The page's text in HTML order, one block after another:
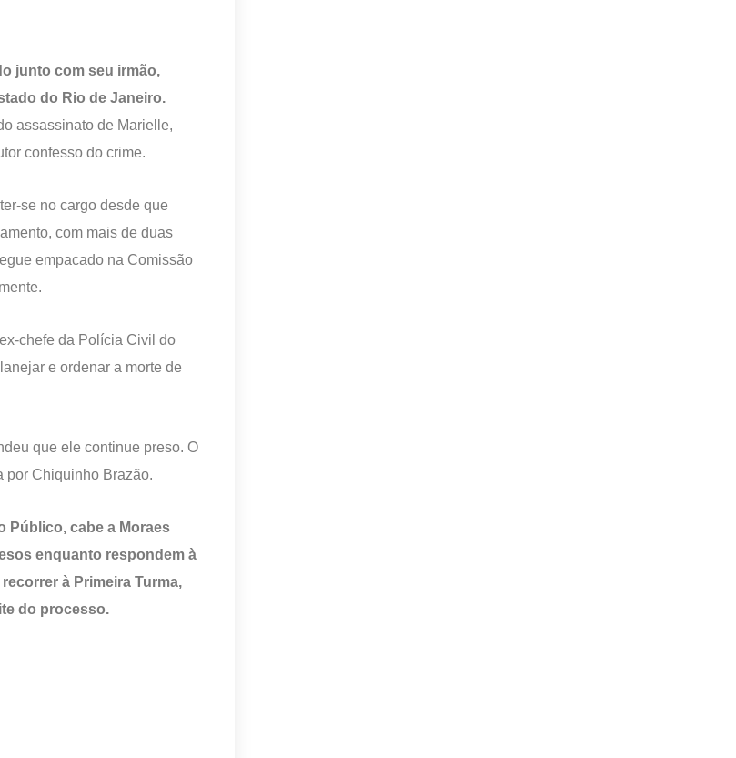
junto com seu irmão,
do Rio de Janeiro.
assassinato de Marielle,
confesso do crime.
se no cargo desde que
com mais de duas
empacado na Comissão
chefe da Polícia Civil do
e ordenar a morte de
que ele continue preso. O
por Chiquinho Brazão.
Público, cabe a Moraes
enquanto respondem à
à Primeira Turma,
do processo.